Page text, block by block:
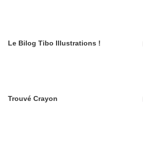
Le Bilog Tibo Illustrations !
Trouvé Crayon